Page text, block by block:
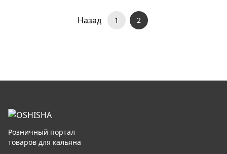
Назад 1 2
Розничный портал
товаров для кальяна